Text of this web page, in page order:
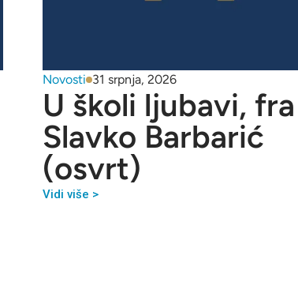
Novosti 31 srpnja, 2026
U školi ljubavi, fra
Slavko Barbarić
(osvrt)
Vidi više >